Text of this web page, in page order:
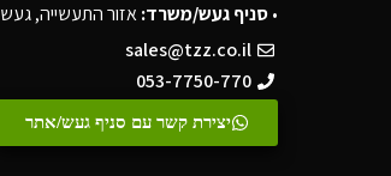
•סניף געש/משרד:אזור התעשייה, געש
sales@tzz.co.il
053-7750-770
יצירת קשר עם סניף געש/אתר